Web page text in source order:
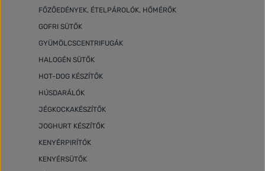
FŐZŐEDÉNYEK, ÉTELPÁROLÓK, HŐMÉRŐK
GOFRI SÜTŐK
GYÜMÖLCSCENTRIFUGÁK
HALOGÉN SÜTŐK
HOT-DOG KÉSZÍTŐK
HÚSDARÁLÓK
JÉGKOCKAKÉSZÍTŐK
JOGHURT KÉSZÍTŐK
KENYÉRPIRÍTÓK
KENYÉRSÜTŐK